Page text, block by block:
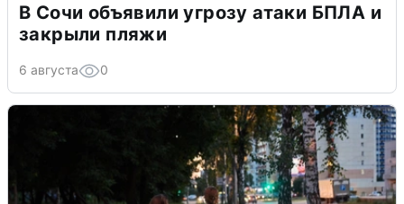
В Сочи объявили угрозу атаки БПЛА и
закрыли пляжи
6 августа 0